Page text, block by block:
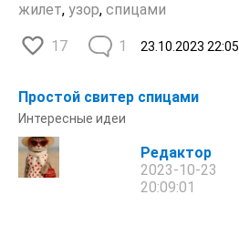
жилет, узор, спицами
17 23.10.2023 22:05
1
Простой свитер спицами
Интересные идеи
Редактор
2023-10-23
20:09:01